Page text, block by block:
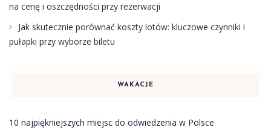
na cenę i oszczędności przy rezerwacji
Jak skutecznie porównać koszty lotów: kluczowe czynniki i
pułapki przy wyborze biletu
WAKACJE
10 najpiękniejszych miejsc do odwiedzenia w Polsce